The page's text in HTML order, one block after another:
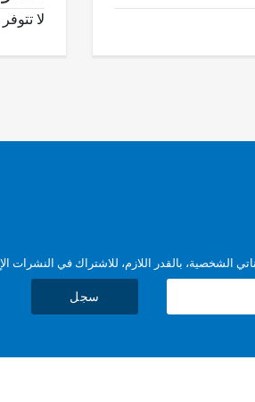
لا
الشخصية، بالقدر اللازم، للاشتراك في النشرات
سجل